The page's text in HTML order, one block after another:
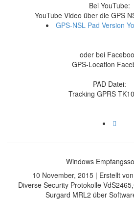
Bei YouTube:
YouTube Video über die GPS
GPS-NSL Pad Version
oder bei
GPS-Location
PAD Datei:
Tracking GPRS
Windows
10 November, 2015 | Erstellt
Diverse Security Protokolle
Surgard MRL2 über